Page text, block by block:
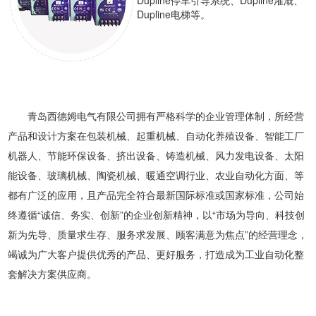
Dupline电梯等。
青岛西德姆电气有限公司拥有严格科学的企业管理体制，所经营
产品和设计方案在包装机械、起重机械、自动化养殖设备、智能工厂
机器人、节能环保设备、挤出设备、铸造机械、风力发电设备、太阳
能设备、玻璃机械、陶瓷机械、暖通空调行业、农业自动化方面、等
都有广泛的应用，且产品完全符合最新国际标准或国家标准，公司始
终遵循“诚信、务实、创新”的企业创新精神，以“市场为导向、科技创
新为先导、质量求生存、服务求发展、顾客满意为焦点”的经营理念，
竭诚为广大客户提供优秀的产品、更好服务，打造成为工业自动化整
套解决方案供应商。